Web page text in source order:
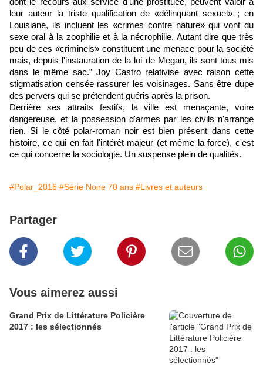
leur auteur la triste qualification de «délinquant sexuel» ; en
Louisiane, ils incluent les «crimes contre nature» qui vont du
sexe oral à la zoophilie et à la nécrophilie. Autant dire que très
peu de ces «criminels» constituent une menace pour la société
mais, depuis l'instauration de la loi de Megan, ils sont tous mis
dans le même sac.” Joy Castro relativise avec raison cette
stigmatisation censée rassurer les voisinages. Sans être dupe
des pervers qui se prétendent guéris après la prison.
Derrière ses attraits festifs, la ville est menaçante, voire
dangereuse, et la possession d'armes par les civils n'arrange
rien. Si le côté polar-roman noir est bien présent dans cette
histoire, ce qui en fait l'intérêt majeur (et même la force), c'est
ce qui concerne la sociologie. Un suspense plein de qualités.
#Polar_2016 #Série Noire 70 ans #Livres et auteurs
Partager
Vous aimerez aussi
Grand Prix de Littérature Policière
2017 : les sélectionnés